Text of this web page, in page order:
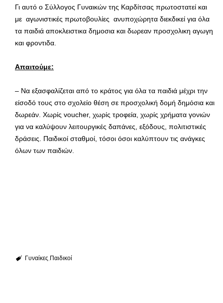
Γι αυτό ο Σύλλογος Γυναικών της Καρδίτσας πρωτοστατεί και
με αγωνιστικές πρωτοβουλίες ανυποχώρητα διεκδικεί για όλα
τα παιδιά αποκλειστικα δημοσια και δωρεαν προσχολικη αγωγη
και φροντιδα.
Απαιτούμε:
– Να εξασφαλίζεται από το κράτος για όλα τα παιδιά μέχρι την
είσοδό τους στο σχολείο θέση σε προσχολική δομή δημόσια και
δωρεάν. Χωρίς voucher, χωρίς τροφεία, χωρίς χρήματα γονιών
για να καλύψουν λειτουργικές δαπάνες, εξόδους, πολιτιστικές
δράσεις. Παιδικοί σταθμοί, τόσοι όσοι καλύπτουν τις ανάγκες
όλων των παιδιών.
Γυναίκες Παιδικοί